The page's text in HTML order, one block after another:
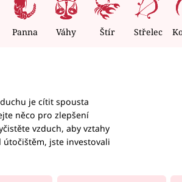
Panna Váhy Štír Střelec
je cítit spousta
něco pro zlepšení
vzduch, aby vztahy
jste investovali